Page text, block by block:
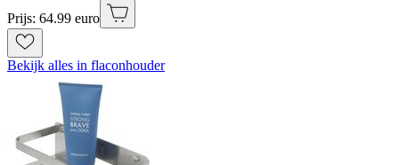
Prijs: 64.99 euro
Bekijk alles in flaconhouder